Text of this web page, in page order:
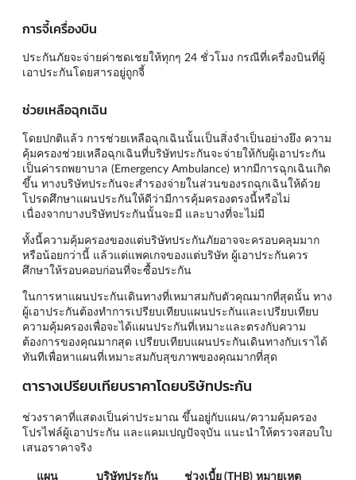
การจี้เครื่องบิน
ประกันภัยจะจ่ายค่าชดเชยให้ทุกๆ 24 ชั่วโมง กรณีที่เครื่องบินที่ผู้
เอาประกันโดยสารอยู่ถูกจี้
ช่วยเหลือฉุกเฉิน
โดยปกติแล้ว การช่วยเหลือฉุกเฉินนั้นเป็นสิ่งจำเป็นอย่างยึง ความ
คุ้มครองช่วยเหลือฉุกเฉินที่บริษัทประกันจะจ่ายให้กับผู้เอาประกัน
เป็นค่ารถพยาบาล (Emergency Ambulance) หากมีการฉุกเฉินเกิด
ขึ้น ทางบริษัทประกันจะสำรองจ่ายในส่วนของรถฉุกเฉินให้ด้วย
โปรดศึกษาแผนประกันให้ดีว่ามีการคุ้มครองตรงนี้หรือไม่
เนื่องจากบางบริษัทประกันนั้นจะมี และบางที่จะไม่มี
ทั้งนี้ความคุ้มครองของแต่บริษัทประกันภัยอาจจะครอบคลุมมาก
หรือน้อยกว่านี้ แล้วแต่แพคเกจของแต่บริษัท ผู้เอาประกันควร
ศึกษาให้รอบคอบก่อนที่จะซื้อประกัน
ในการหาแผนประกันเดินทางที่เหมาสมกับตัวคุณมากที่สุดนั้น ทาง
ผู้เอาประกันต้องทำการเปรียบเทียบแผนประกันและเปรียบเทียบ
ความคุ้มครองเพื่อจะได้แผนประกันที่เหมาะและตรงกับความ
ต้องการของคุณมากสุด เปรียบเทียบแผนประกันเดินทางกับเราได้
ทันทีเพื่อหาแผนที่เหมาะสมกับสุขภาพของคุณมากที่สุด
ตารางเปรียบเทียบราคาโดยบริษัทประกัน
ช่วงราคาที่แสดงเป็นค่าประมาณ ขึ้นอยู่กับแผน/ความคุ้มครอง
โปรไฟล์ผู้เอาประกัน และแคมเปญปัจจุบัน แนะนำให้ตรวจสอบใบ
เสนอราคาจริง
แผน บริษัทประกัน ช่วงเบี้ย (THB) หมายเหตุ